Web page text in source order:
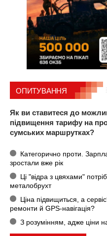
ОПИТУВАННЯ
Як ви ставитеся до
підвищення тарифу на
сумських маршрутках?
Категорично проти.
зростали вже рік
Ці "відра з цвяхами"
металобрухт
Ціна підвищиться, а
ремонти й GPS-навігація?
З розумінням, адже ціни